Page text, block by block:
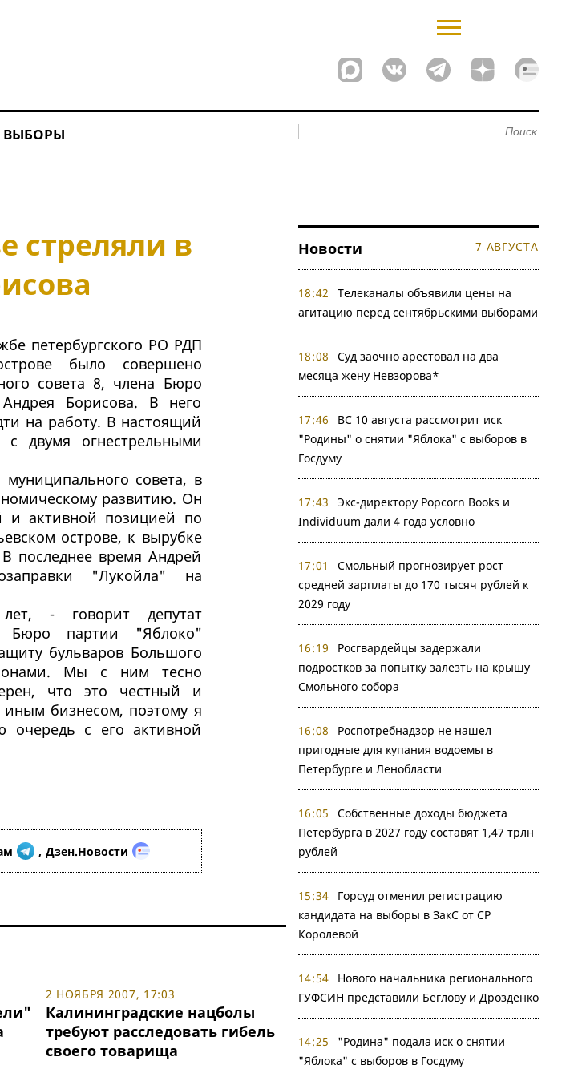
ВЫБОРЫ
стреляли в
петербургского РО РДП
было совершено
совета 8, члена Бюро
Андрея Борисова. В него
на работу. В настоящий
двумя огнестрельными
совета, в
развитию. Он
и активной позицией по
острове, к вырубке
последнее время Андрей
"Лукойла" на
- говорит депутат
Бюро партии "Яблоко"
бульваров Большого
Мы с ним тесно
что это честный и
бизнесом, поэтому я
очередь с его активной
, Дзен.Новости
2 НОЯБРЯ 2007, 17:03
Калининградские нацболы
требуют расследовать гибель
своего товарища
Новости 7 АВГУСТА
18:42
Телеканалы объявили цены на
агитацию перед сентябрьскими выборами
18:08
Суд заочно арестовал на два
месяца жену Невзорова*
17:46
ВС 10 августа рассмотрит иск
"Родины" о снятии "Яблока" с выборов в
Госдуму
17:43
Экс-директору Popcorn Books и
Individuum дали 4 года условно
17:01
Смольный прогнозирует рост
средней зарплаты до 170 тысяч рублей к
2029 году
16:19
Росгвардейцы задержали
подростков за попытку залезть на крышу
Смольного собора
16:08
Роспотребнадзор не нашел
пригодные для купания водоемы в
Петербурге и Ленобласти
16:05
Собственные доходы бюджета
Петербурга в 2027 году составят 1,47 трлн
рублей
15:34
Горсуд отменил регистрацию
кандидата на выборы в ЗакС от СР
Королевой
14:54
Нового начальника регионального
ГУФСИН представили Беглову и Дрозденко
14:25
"Родина" подала иск о снятии
"Яблока" с выборов в Госдуму